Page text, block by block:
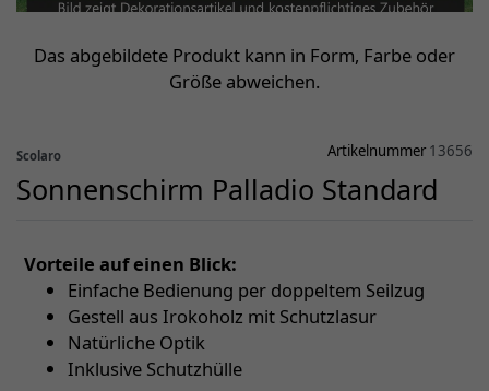
Das abgebildete Produkt kann in Form, Farbe oder
Größe abweichen.
Scolaro Artikelnummer 13656
Sonnenschirm Palladio Standard
Vorteile auf einen Blick:
Einfache Bedienung per doppeltem Seilzug
Gestell aus Irokoholz mit Schutzlasur
Natürliche Optik
Inklusive Schutzhülle